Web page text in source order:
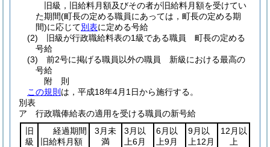
旧級，旧給料月額及びその者が旧給料月額を受けてい
た期間(町長の定める職員にあっては，町長の定める期
間)に応じて別表に定める号給
(2) 旧級が行政職給料表の1級である職員 町長の定める
号給
(3) 前2号に掲げる職員以外の職員 新級における最高の
号給
附 則
この規則 は，平成18年4月1日から施行する。
別表
ア 行政職俸給表の適用を受ける職員の新号給
旧
級
経過期間
旧給料月額
3月未
満
3月以
上6月
6月以
上9月
9月以
上12月
12月以
上